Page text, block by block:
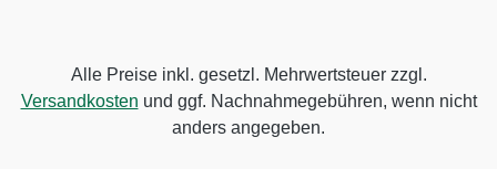
Alle Preise inkl. gesetzl. Mehrwertsteuer zzgl.
Versandkosten und ggf. Nachnahmegebühren, wenn nicht
anders angegeben.